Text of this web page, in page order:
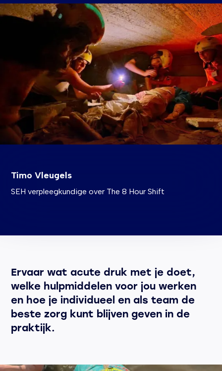
Timo Vleugels
SEH verpleegkundige over The 8 Hour Shift
Ervaar wat acute druk met je doet,
welke hulpmiddelen voor jou werken
en hoe je individueel en als team de
beste zorg kunt blijven geven in de
praktijk.